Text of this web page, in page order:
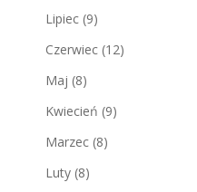
Lipiec (9)
Czerwiec (12)
Maj (8)
Kwiecień (9)
Marzec (8)
Luty (8)